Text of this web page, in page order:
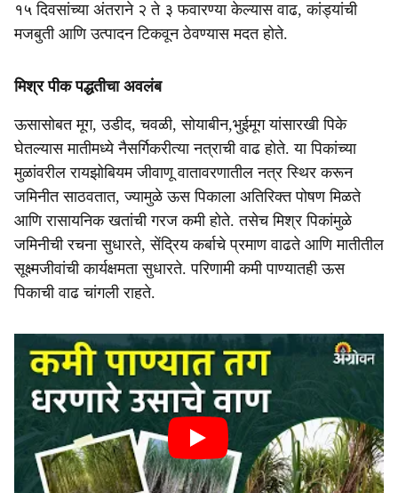
१५ दिवसांच्या अंतराने २ ते ३ फवारण्या केल्यास वाढ, कांड्यांची
मजबुती आणि उत्पादन टिकवून ठेवण्यास मदत होते.
मिश्र पीक पद्धतीचा अवलंब
ऊसासोबत मूग, उडीद, चवळी, सोयाबीन,भुईमूग यांसारखी पिके
घेतल्यास मातीमध्ये नैसर्गिकरीत्या नत्राची वाढ होते. या पिकांच्या
मुळांवरील रायझोबियम जीवाणू वातावरणातील नत्र स्थिर करून
जमिनीत साठवतात, ज्यामुळे ऊस पिकाला अतिरिक्त पोषण मिळते
आणि रासायनिक खतांची गरज कमी होते. तसेच मिश्र पिकांमुळे
जमिनीची रचना सुधारते, सेंद्रिय कर्बाचे प्रमाण वाढते आणि मातीतील
सूक्ष्मजीवांची कार्यक्षमता सुधारते. परिणामी कमी पाण्यातही ऊस
पिकाची वाढ चांगली राहते.